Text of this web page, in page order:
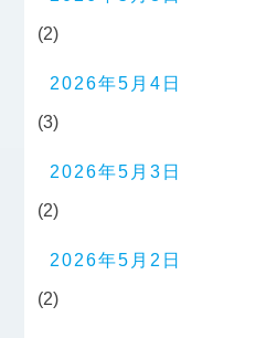
(2)
2026年5月4日
(3)
2026年5月3日
(2)
2026年5月2日
(2)